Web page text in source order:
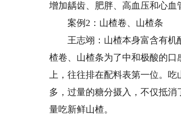
增加龋齿、肥胖、高血压和心血
案例2：山楂卷、山楂条
王志翊：山楂本身富含有机
楂卷、山楂条为了中和极酸的
上，往往排在配料表第一位。
多，过量的糖分摄入，不仅抵
量吃新鲜山楂。